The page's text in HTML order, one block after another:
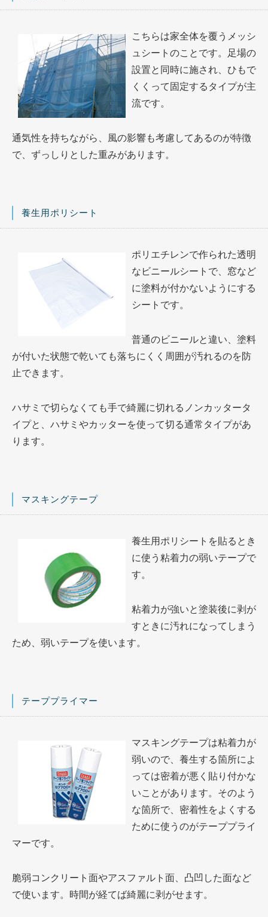
こちらは家全体を覆うメッシ
ュシートのことです。足場の
設置と同時に施され、ひもで
くくって固定するタイプが主
流です。
通気性を持ちながら、風の影響も考慮してあるのが特徴
で、ずっしりとした重みがあります。
養生用ポリシート
ポリエチレンで作られた透明
なビニールシートで、窓など
に塗料が付かないようにする
シートです。
普通のビニールと違い、塗料
が付いた状態で乾いても落ちにくく周囲が汚れるのを防
止できます。
ハサミで切らなくても手で綺麗に切れるノンカッタータ
イプと、ハサミやカッターを使って切る通常タイプがあ
ります。
マスキングテープ
養生用ポリシートを貼るとき
に使う粘着力の弱いテープで
す。
粘着力が強いと塗装後に剥が
すときに汚れになってしまう
ため、弱いテープを使います。
テーププライマー
マスキングテープは粘着力が
弱いので、養生する箇所によ
っては密着が悪く貼り付かな
いことがあります。そのよう
な箇所で、密着性をよくする
ために使うのがテーププライ
マーです。
脆弱コンクリート面やアスファルト面、凸凹した面など
で使います。時間が経てば綺麗に剥がせます。